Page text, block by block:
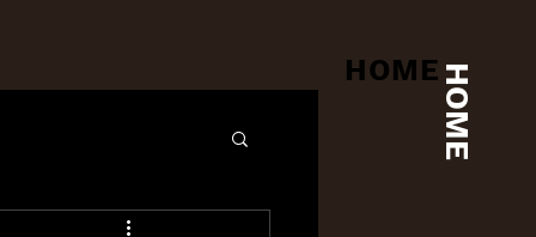
HOMEHOME